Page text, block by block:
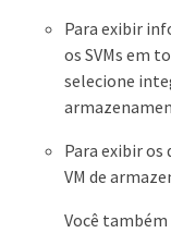
Para exibir
os SVMs em
selecione
Para exibir
VM de
Você